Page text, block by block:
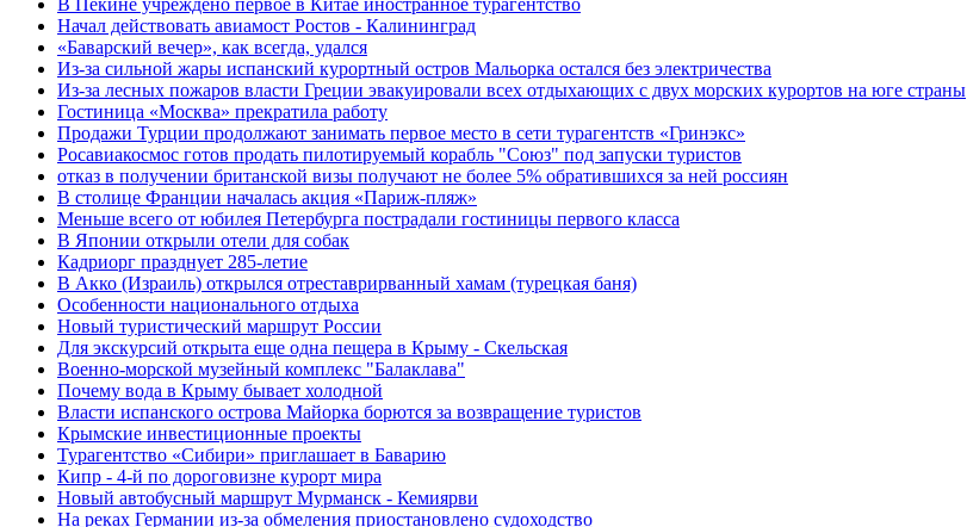
В Пекине учреждено первое в Китае иностранное турагентство
Начал действовать авиамост Ростов - Калининград
«Баварский вечер», как всегда, удался
Из-за сильной жары испанский курортный остров Мальорка остался без электричества
Из-за лесных пожаров власти Греции эвакуировали всех отдыхающих с двух морских курортов на юге страны
Гостиница «Москва» прекратила работу
Продажи Турции продолжают занимать первое место в сети турагентств «Гринэкс»
Росавиакосмос готов продать пилотируемый корабль "Союз" под запуски туристов
отказ в получении британской визы получают не более 5% обратившихся за ней россиян
В столице Франции началась акция «Париж-пляж»
Меньше всего от юбилея Петербурга пострадали гостиницы первого класса
В Японии открыли отели для собак
Кадриорг празднует 285-летие
В Акко (Израиль) открылся отреставрирванный хамам (турецкая баня)
Особенности национального отдыха
Новый туристический маршрут России
Для экскурсий открыта еще одна пещера в Крыму - Скельская
Военно-морской музейный комплекс "Балаклава"
Почему вода в Крыму бывает холодной
Власти испанского острова Майорка борются за возвращение туристов
Крымские инвестиционные проекты
Турагентство «Сибири» приглашает в Баварию
Кипр - 4-й по дороговизне курорт мира
Новый автобусный маршрут Мурманск - Кемиярви
На реках Германии из-за обмеления приостановлено судоходство